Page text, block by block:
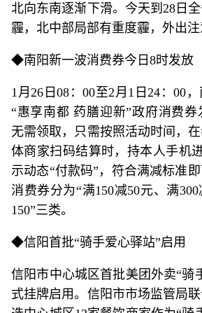
北向东南逐渐下滑。今天到28日
霾，北中部局部有重度霾，外出注
◆南阳新一波消费券今日8时发放
1月26日08：00至2月1日24：00
“惠享南都 药膳迎新”政府消费
无需领取，只需按照活动时间，
体商家扫码结算时，持本人手机
示动态“付款码”，符合满减标准即
消费券分为“满150减50元、满
150”三类。
◆信阳首批“骑手爱心驿站”启用
信阳市中心城区首批美团外卖“骑
式挂牌启用。信阳市市场监管局